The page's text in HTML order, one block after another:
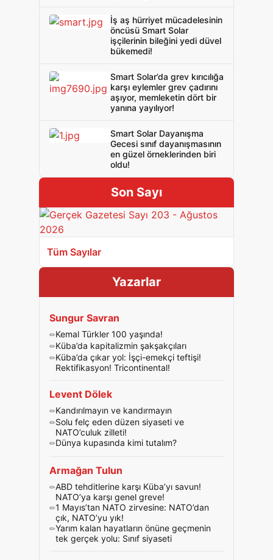
İş aş hürriyet mücadelesinin
öncüsü Smart Solar
işçilerinin bileğini yedi düvel
bükemedi!
Smart Solar’da grev kırıcılığa
karşı eylemler grev çadırını
aşıyor, memleketin dört bir
yanına yayılıyor!
Smart Solar Dayanışma
Gecesi sınıf dayanışmasının
en güzel örneklerinden biri
oldu!
Son Sayı
Tüm Sayılar
Yazarlar
Sungur Savran
Kemal Türkler 100 yaşında!
Küba’da kapitalizmin şakşakçıları
Küba’da çıkar yol: İşçi-emekçi teftişi!
Rektifikasyon! Tricontinental!
Levent Dölek
Kandırılmayın ve kandırmayın
Solu felç eden düzen siyaseti ve
NATO’culuk zilleti!
Dünya kupasında kimi tutalım?
Armağan Tulun
ABD tehditlerine karşı Küba’yı savun!
NATO’ya karşı genel greve!
1 Mayıs’tan NATO zirvesine: NATO’dan
çık, NATO’yu yık!
Yarım kalan hayatların önüne geçmenin
tek gerçek yolu: Sınıf siyaseti